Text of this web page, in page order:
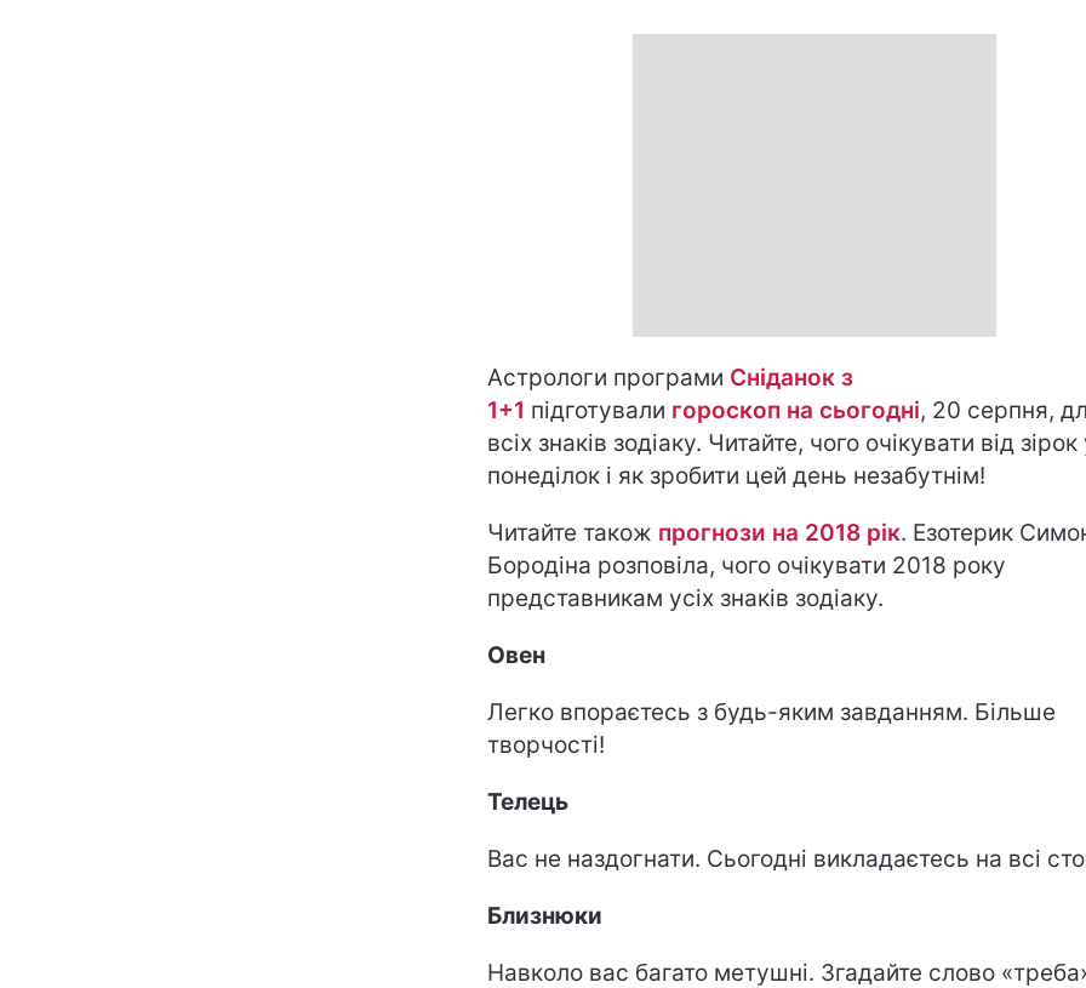
Астрологи програми Сніданок з
1+1 підготували гороскоп на cьогодні, 20 серпня,
всіх знаків зодіаку. Читайте, чого очікувати від зірок
понеділок і як зробити цей день незабутнім!
Читайте також прогнози на 2018 рік. Езотерик
Бородіна розповіла, чого очікувати 2018 року
представникам усіх знаків зодіаку.
Овен
Легко впораєтесь з будь-яким завданням. Більше
творчості!
Телець
Вас не наздогнати. Сьогодні викладаєтесь на всі
Близнюки
Навколо вас багато метушні. Згадайте слово